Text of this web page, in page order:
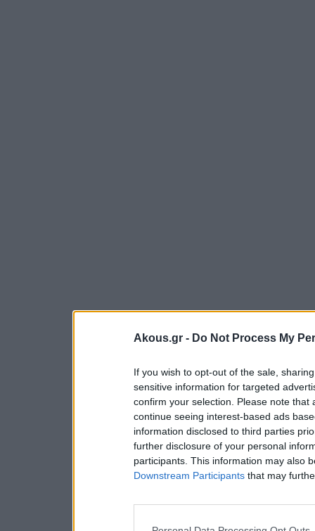
Akous.gr - Do Not Process My
If you wish to opt-out of the sale,
sensitive information for targeted
confirm your selection. Please note
continue seeing interest-based ads
information disclosed to third parties
further disclosure of your personal
participants. This information may also
Downstream Participants that may